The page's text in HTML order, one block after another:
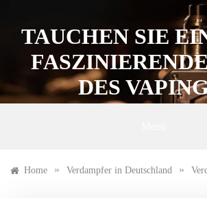
contentTAUCHEN SIE
DES
Home » Verdampfer in Deutschland »